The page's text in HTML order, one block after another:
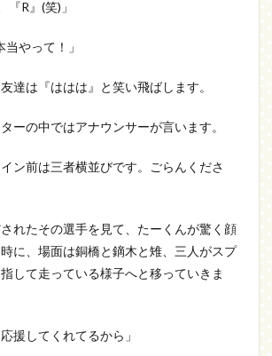
『R』(笑)」
やって！」
達は『ははは』と笑い飛ばします。
ーの中ではアナウンサーが言います。
ン前は三者横並びです。ごらんくださ
れたその選手を見て、たーくんが驚く顔
に、場面は銅橋と鏑木と雉、三人がスプ
して走っている様子へと移っていきま
援してくれてるから」